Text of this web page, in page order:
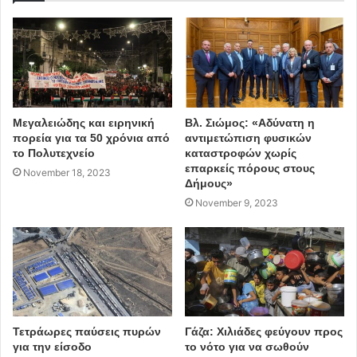
Πηγη: ΑΠΕ – ΜΠΕ
covid-19 Άνοιγμα καταστημάτων
επιχειρήσεις 2ο κύμα
Μεγαλειώδης και ειρηνική
πορεία για τα 50 χρόνια από
το Πολυτεχνείο
November 18, 2023
Βλ. Σιώμος: «Αδύνατη η
αντιμετώπιση φυσικών
καταστροφών χωρίς
επαρκείς πόρους στους
Δήμους»
November 9, 2023
Τετράωρες παύσεις πυρών
για την είσοδο
Γάζα: Χιλιάδες φεύγουν προς
το νότο για να σωθούν